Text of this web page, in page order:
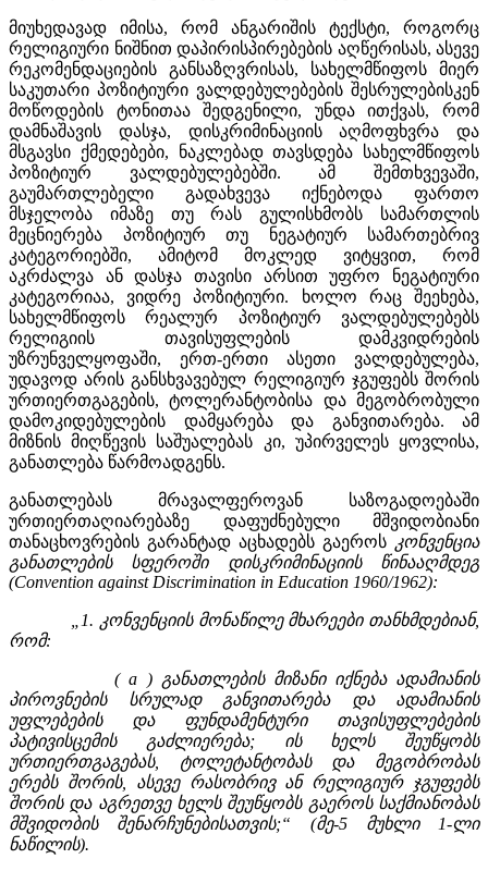
მიუხედავად იმისა, რომ ანგარიშის ტექსტი, როგორც
რელიგიური ნიშნით დაპირისპირებების აღწერისას, ასევე
რეკომენდაციების განსაზღვრისას, სახელმწიფოს მიერ
საკუთარი პოზიტიური ვალდებულებების შესრულებისკენ
მოწოდების ტონითაა შედგენილი, უნდა ითქვას, რომ
დამნაშავის დასჯა, დისკრიმინაციის აღმოფხვრა და
მსგავსი ქმედებები, ნაკლებად თავსდება სახელმწიფოს
პოზიტიურ ვალდებულებებში. ამ შემთხვევაში,
გაუმართლებელი გადახვევა იქნებოდა ფართო
მსჯელობა იმაზე თუ რას გულისხმობს სამართლის
მეცნიერება პოზიტიურ თუ ნეგატიურ სამართებრივ
კატეგორიებში, ამიტომ მოკლედ ვიტყვით, რომ
აკრძალვა ან დასჯა თავისი არსით უფრო ნეგატიური
კატეგორიაა, ვიდრე პოზიტიური. ხოლო რაც შეეხება,
სახელმწიფოს რეალურ პოზიტიურ ვალდებულებებს
რელიგიის თავისუფლების დამკვიდრების
უზრუნველყოფაში, ერთ-ერთი ასეთი ვალდებულება,
უდავოდ არის განსხვავებულ რელიგიურ ჯგუფებს შორის
ურთიერთგაგების, ტოლერანტობისა და მეგობრობული
დამოკიდებულების დამყარება და განვითარება. ამ
მიზნის მიღწევის საშუალებას კი, უპირველეს ყოვლისა,
განათლება წარმოადგენს.
განათლებას მრავალფეროვან საზოგადოებაში
ურთიერთაღიარებაზე დაფუძნებული მშვიდობიანი
თანაცხოვრების გარანტად აცხადებს გაეროს კონვენცია
განათლების სფეროში დისკრიმინაციის წინააღმდეგ
(Convention against Discrimination in Education 1960/1962):
1. კონვენციის მონაწილე მხარეები თანხმდებიან,
რომ:
( a ) განათლების მიზანი იქნება ადამიანის
პიროვნების სრულად განვითარება და ადამიანის
უფლებების და ფუნდამენტური თავისუფლებების
პატივისცემის გაძლიერება; ის ხელს შეუწყობს
ურთიერთგაგებას, ტოლეტანტობას და მეგობრობას
ერებს შორის, ასევე რასობრივ ან რელიგიურ ჯგუფებს
შორის და აგრეთვე ხელს შეუწყობს გაეროს საქმიანობას
მშვიდობის შენარჩუნებისათვის;“ (მე-5 მუხლი 1-ლი
ნაწილის).